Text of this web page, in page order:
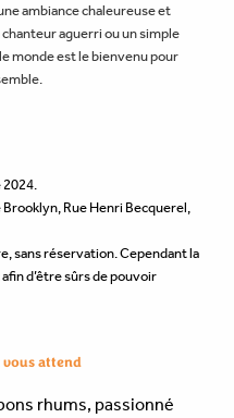
ambiance chaleureuse et
aguerri ou un simple
monde est le bienvenu pour
2024.
Rue Henri Becquerel,
sans réservation. Cependant la
d’être sûrs de pouvoir
attend
rhums, passionné